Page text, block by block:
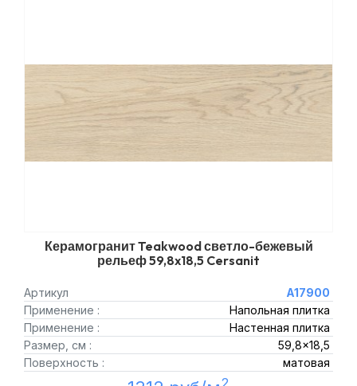
Керамогранит Teakwood светло-бежевый
рельеф 59,8x18,5 Cersanit
Артикул
A17900
Применение :
Напольная плитка
Применение :
Настенная плитка
Размер, см :
59,8x18,5
Поверхность :
матовая
2